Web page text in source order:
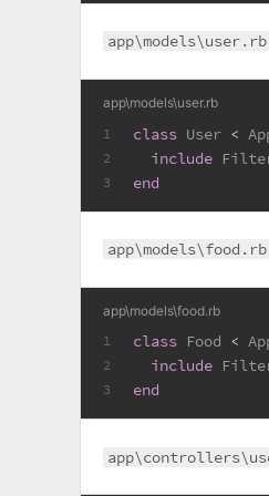
app\models\user.rb
app\models\user.rb
1
2
3
class User <
include
end
app\models\food.rb
app\models\food.rb
1
2
3
class Food <
include
end